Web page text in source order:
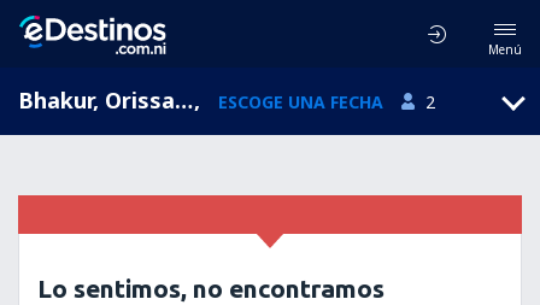
Menú
Bhakur, Orissa, India, ESCOGE UNA FECHA 2
Lo sentimos, no encontramos